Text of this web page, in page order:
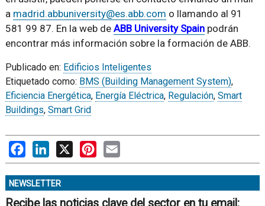
a madrid.abbuniversity@es.abb.com o llamando al 91
581 99 87. En la web de ABB University Spainpodrán
encontrar más información sobre la formación de ABB.
Publicado en: Edificios Inteligentes
Etiquetado como: BMS (Building Management System),
Eficiencia Energética, Energía Eléctrica, Regulación, Smart
Buildings, Smart Grid
FacebookLinkedIn
X PinterestEmail
NEWSLETTER